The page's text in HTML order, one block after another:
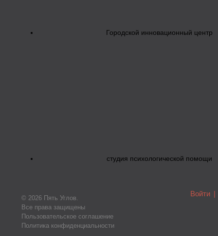
Городской инновационный центр
студия психологической помощи
© 2026 Пять Углов.
Все права защищены
Пользовательское соглашение
Политика конфиденциальности
Войти